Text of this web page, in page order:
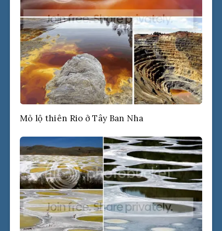
Mỏ lộ thiên Rio ở Tây Ban Nha